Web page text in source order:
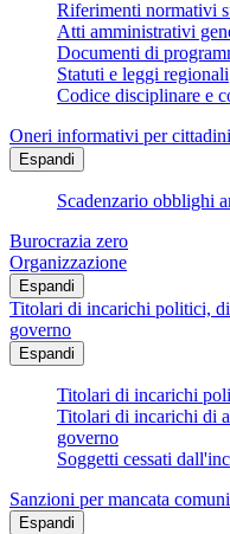
Riferimenti normativi
Atti amministrativi
Documenti di
Statuti e leggi regionali
Codice disciplinare e
Oneri informativi per
Espandi
Scadenzario obblighi
Burocrazia zero
Organizzazione
Espandi
Titolari di incarichi politici,
governo
Espandi
Titolari di incarichi
Titolari di incarichi di
governo
Soggetti cessati
Sanzioni per mancata
Espandi